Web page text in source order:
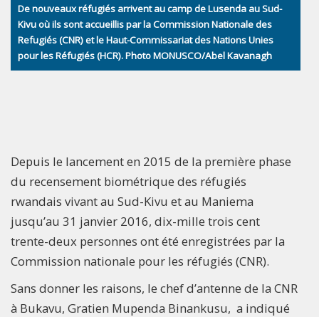
De nouveaux réfugiés arrivent au camp de Lusenda au Sud-
Kivu où ils sont accueillis par la Commission Nationale des
Refugiés (CNR) et le Haut-Commissariat des Nations Unies
pour les Réfugiés (HCR). Photo MONUSCO/Abel Kavanagh
Depuis le lancement en 2015 de la première phase
du recensement biométrique des réfugiés
rwandais vivant au Sud-Kivu et au Maniema
jusqu’au 31 janvier 2016, dix-mille trois cent
trente-deux personnes ont été enregistrées par la
Commission nationale pour les réfugiés (CNR).
Sans donner les raisons, le chef d’antenne de la CNR
à Bukavu, Gratien Mupenda Binankusu, a indiqué